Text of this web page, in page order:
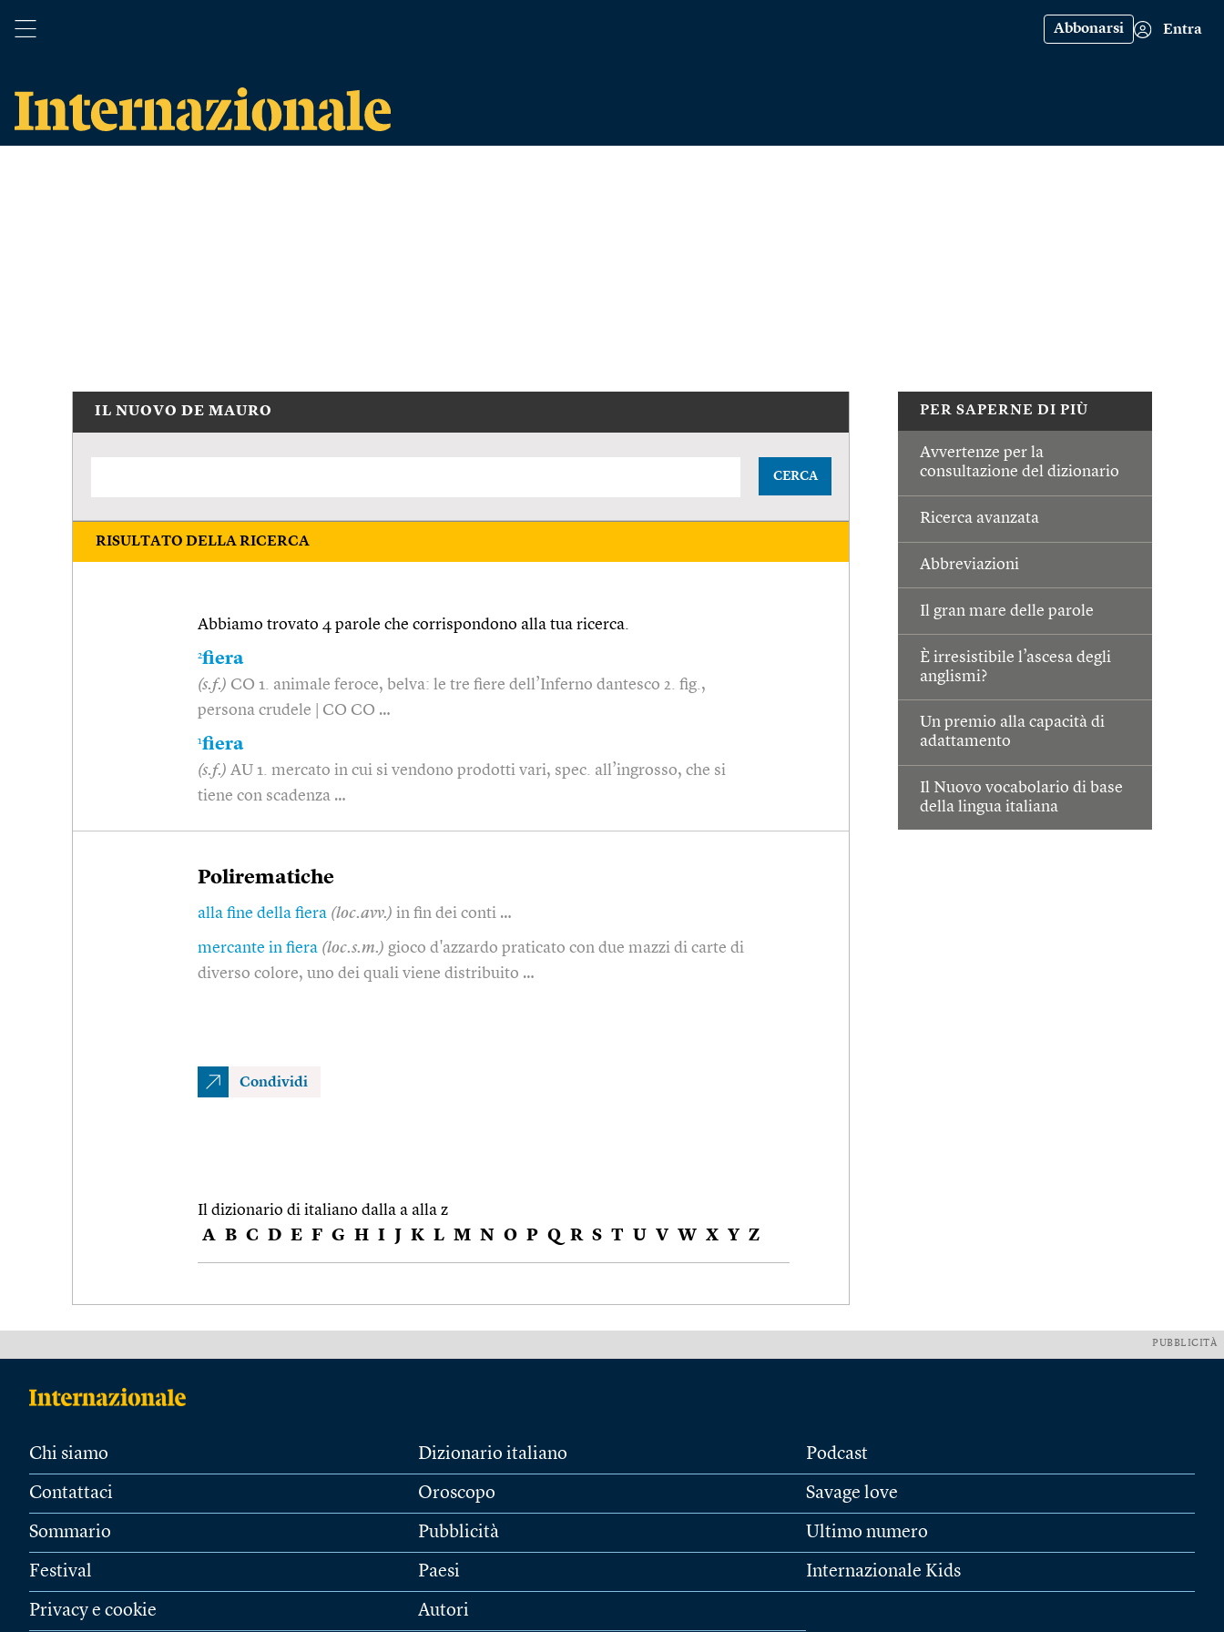
Abbonarsi Entra
PER SAPERNE DI PIÙ
Avvertenze per la
consultazione del dizionario
Ricerca avanzata
Abbreviazioni
Il gran mare delle parole
È irresistibile l’ascesa degli
anglismi?
Un premio alla capacità di
adattamento
Il Nuovo vocabolario di base
della lingua italiana
IL NUOVO DE MAURO
CERCA
RISULTATO DELLA RICERCA
Abbiamo trovato 4 parole che corrispondono alla tua ricerca.
2fiera
(s.f.) CO 1. animale feroce, belva: le tre fiere dell’Inferno dantesco 2. fig.,
persona crudele | CO CO …
1fiera
(s.f.) AU 1. mercato in cui si vendono prodotti vari, spec. all’ingrosso, che si
tiene con scadenza …
Polirematiche
alla fine della fiera (loc.avv.) in fin dei conti …
mercante in fiera (loc.s.m.) gioco d'azzardo praticato con due mazzi di carte di
diverso colore, uno dei quali viene distribuito …
Condividi
Il dizionario di italiano dalla a alla z
A B C D E F G H I J K L M N O P Q R S T U V W X Y Z
PUBBLICITÀ
Chi siamo
Contattaci
Sommario
Festival
Privacy e cookie
Dizionario italiano
Oroscopo
Pubblicità
Paesi
Autori
Podcast
Savage love
Ultimo numero
Internazionale Kids